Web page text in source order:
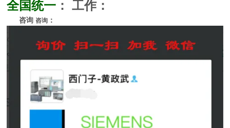
全国统一 ： 工作：
咨询 咨询 ：